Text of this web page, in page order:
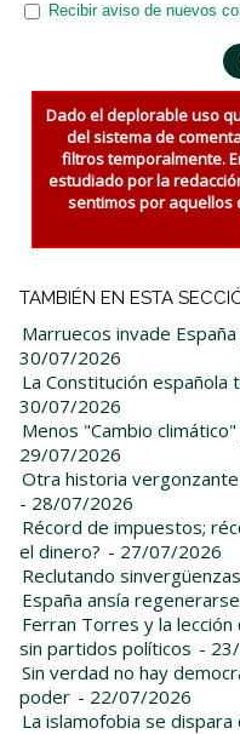
Recibir aviso de nuevos
Dado el deplorable uso
del sistema de
filtros temporalmente.
estudiado por la
sentimos por aquellos
TAMBIÉN EN ESTA
Marruecos invade
30/07/2026
La Constitución española
30/07/2026
Menos "Cambio
29/07/2026
Otra historia
- 28/07/2026
Récord de impuestos;
el dinero? - 27/07/2026
Reclutando sinvergüenzas
España ansía regenerarse
Ferran Torres y la
sin partidos políticos -
Sin verdad no hay
poder - 22/07/2026
La islamofobia se dispara